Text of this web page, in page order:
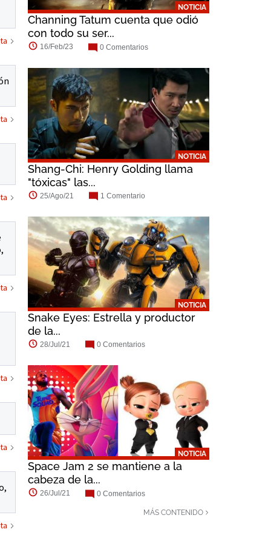
NOTICIA
Channing Tatum cuenta que odió
con todo su ser...
16/Feb/23 0 Comentarios
NOTICIA
Shang-Chi: Henry Golding llama
"tóxicas" las...
25/Ago/21 1 Comentario
NOTICIA
Snake Eyes: Estrella y productor
de la...
28/Jul/21 0 Comentarios
NOTICIA
Space Jam 2 se mantiene a la
cabeza de la...
26/Jul/21 0 Comentarios
MÁS CONTENIDO